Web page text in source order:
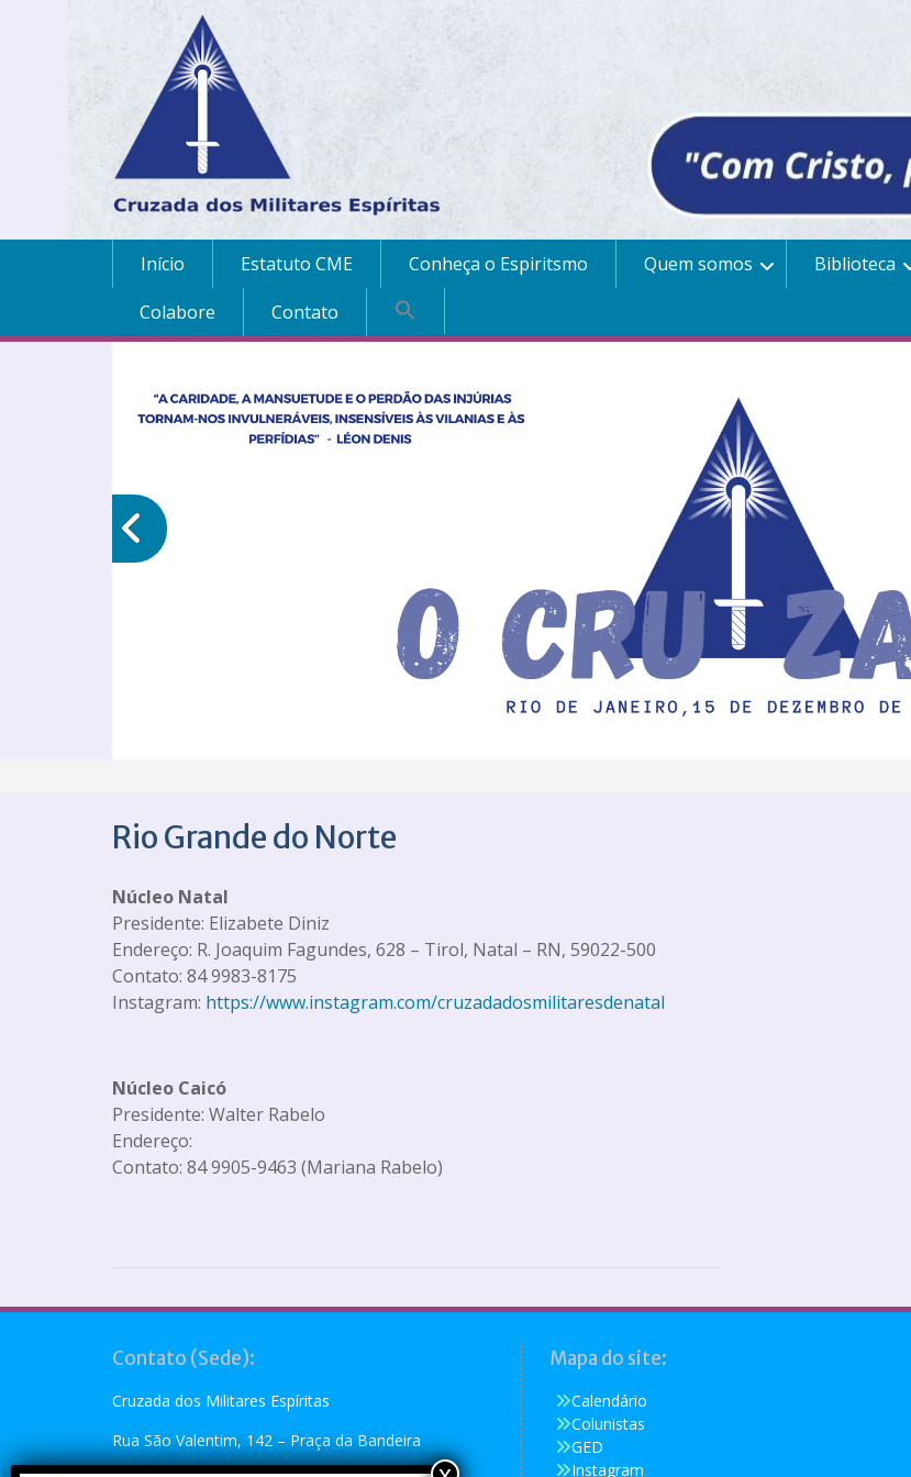
Início Estatuto CME Conheça o Espiritsmo Quem somos Biblioteca
Colabore
Contato
Rio Grande do Norte
Núcleo Natal
Presidente: Elizabete Diniz
Endereço: R. Joaquim Fagundes, 628 – Tirol, Natal – RN, 59022-500
Contato: 84 9983-8175
Instagram: https://www.instagram.com/cruzadadosmilitaresdenatal
Núcleo Caicó
Presidente: Walter Rabelo
Endereço:
Contato: 84 9905-9463 (Mariana Rabelo)
Contato (Sede):
Cruzada dos Militares Espíritas
Rua São Valentim, 142 – Praça da Bandeira
Mapa do site:
Calendário
Colunistas
GED
Instagram